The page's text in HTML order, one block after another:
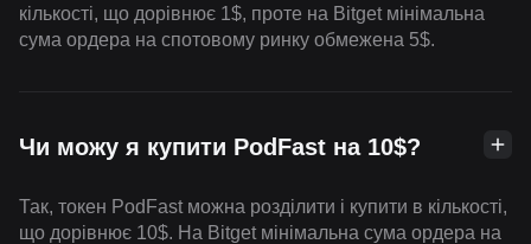
кількості, що дорівнює 1$, проте на Bitget мінімальна
сума ордера на спотовому ринку обмежена 5$.
Чи можу я купити PodFast на 10$?
Так, токен PodFast можна розділити і купити в кількості,
що дорівнює 10$. На Bitget мінімальна сума ордера на